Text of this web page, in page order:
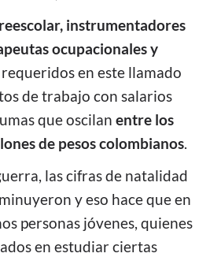
instrumentadores
ocupacionales y
en este llamado
de trabajo con salarios
que oscilan entre los
de pesos colombianos.
las cifras de natalidad
y eso hace que en
personas jóvenes, quienes
en estudiar ciertas